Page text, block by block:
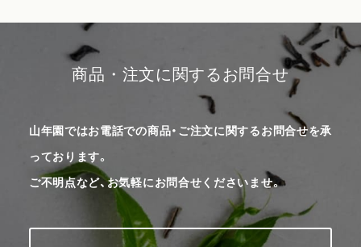
商品・注文に関するお問合せ
山年園ではお電話での商品・ご注文に関するお問合せを承
っております。
ご不明点など、お気軽にお問合せくださいませ。